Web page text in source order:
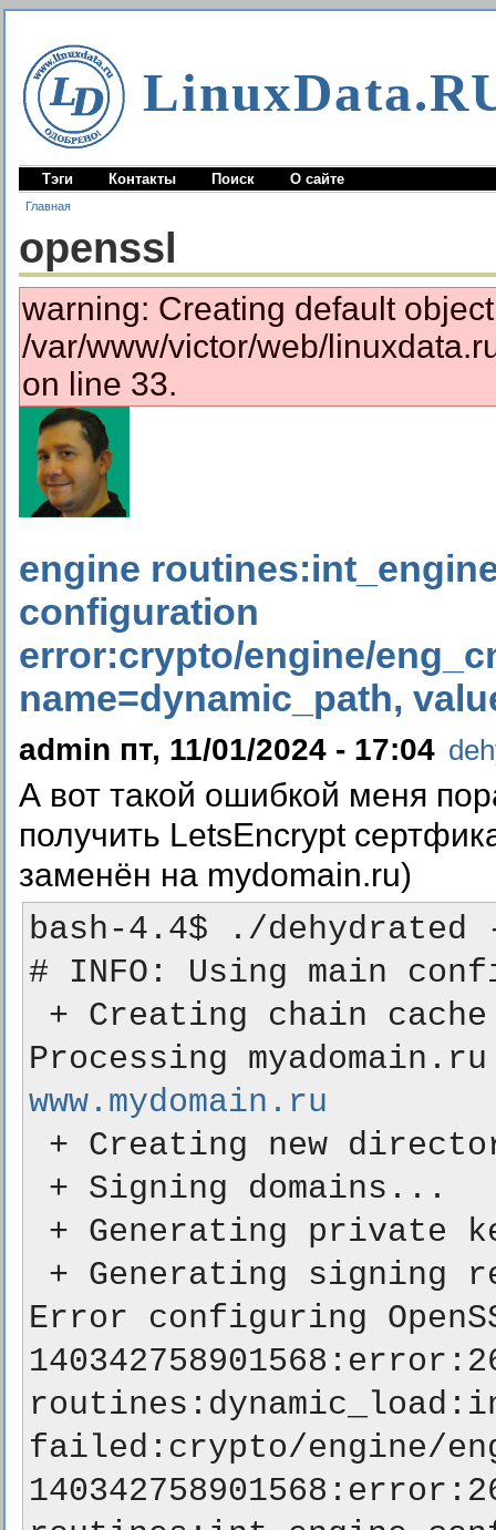
Тэги Контакты Поиск О сайте
Главная
openssl
warning: Creating default
/var/www/victor/web/
on line 33.
engine
configuration
error:crypto/engine/
name=dynamic_path,
admin пт, 11/01/2024 - 17:04
А вот такой ошибкой меня
получить LetsEncrypt
заменён на mydomain.ru)
bash-4.4$ ./
# INFO: Using main
www.mydomain.ru
Error configuring
failed:crypto/engine/